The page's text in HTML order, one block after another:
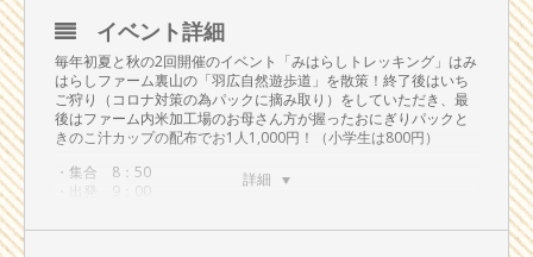
詳細
イベント詳細
毎年初夏と秋の2回開催のイベント「みはらしトレッキング」はみ
はらしファーム裏山の「羽広自然遊歩道」を散策！終了後はいち
ご狩り（コロナ対策の為パックに摘み取り）をしていただき、最
後はファーム内米加工場のお母さん方が握ったおにぎりパックと
きのこ汁カップの配布でお1人1,000円！（小学生は800円）
・集合 8：50
・出発 9：00
・解散 12：10